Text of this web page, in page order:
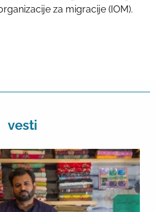
za migracije (IOM).
vesti